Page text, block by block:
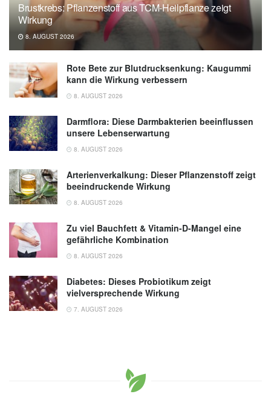
Brustkrebs: Pflanzenstoff aus TCM-Heilpflanze zeigt
Wirkung
8. AUGUST 2026
Rote Bete zur Blutdrucksenkung: Kaugummi
kann die Wirkung verbessern
8. AUGUST 2026
Darmflora: Diese Darmbakterien beeinflussen
unsere Lebenserwartung
8. AUGUST 2026
Arterienverkalkung: Dieser Pflanzenstoff zeigt
beeindruckende Wirkung
8. AUGUST 2026
Zu viel Bauchfett & Vitamin-D-Mangel eine
gefährliche Kombination
8. AUGUST 2026
Diabetes: Dieses Probiotikum zeigt
vielversprechende Wirkung
7. AUGUST 2026